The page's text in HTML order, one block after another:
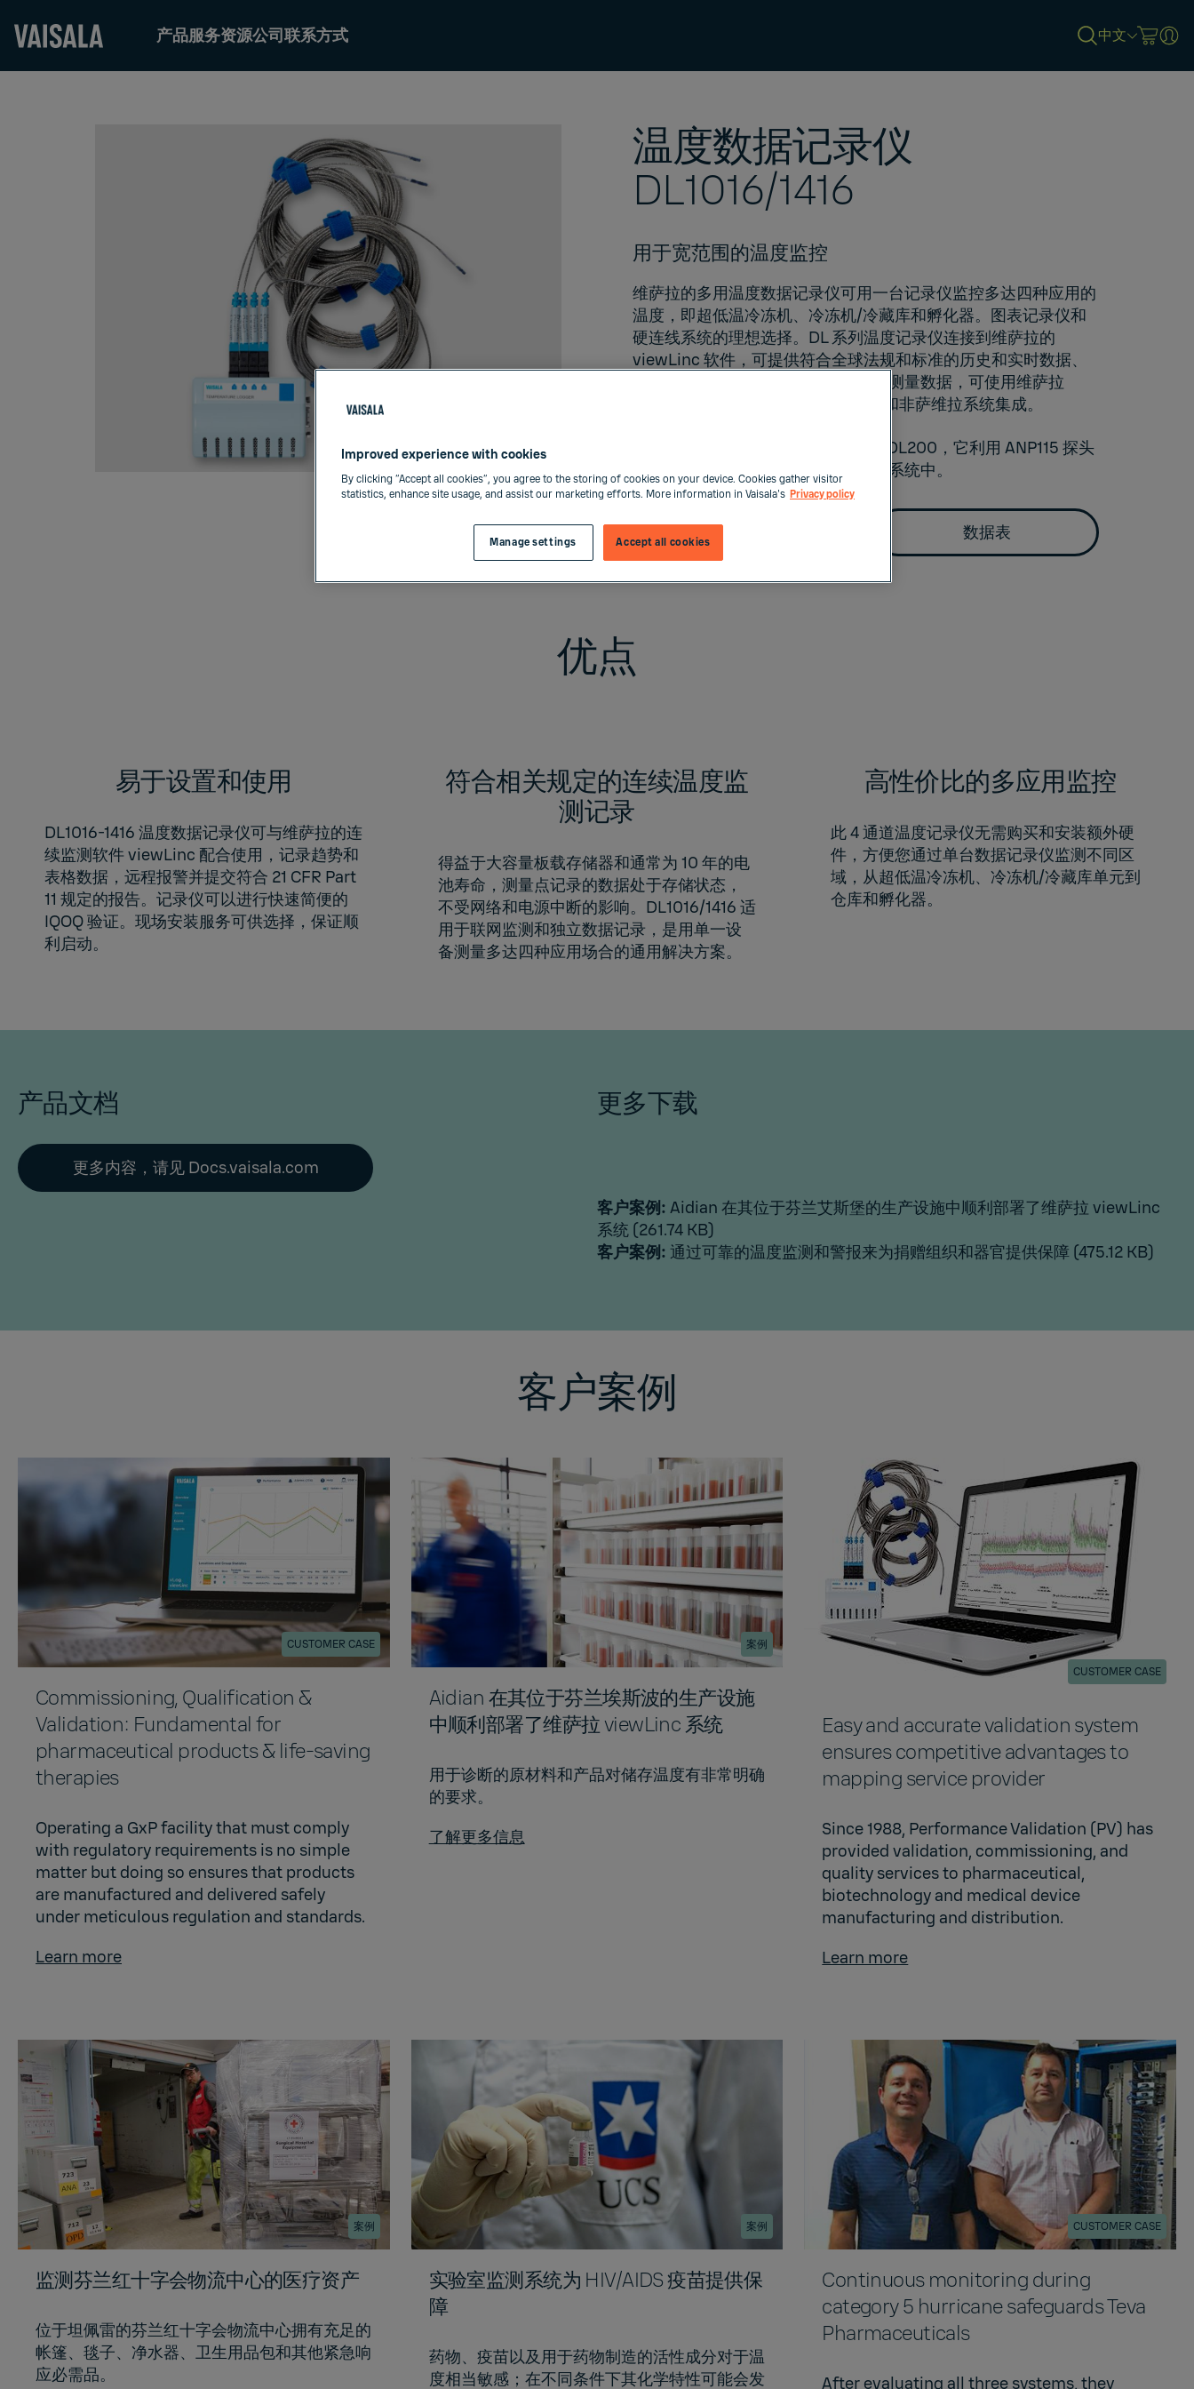
产品服务资源公司联系方式 中文
温度数据记录仪
DL1016/1416
用于宽范围的温度监控
维萨拉的多用温度数据记录仪可用一台记录仪监控多达四种应用的
温度，即超低温冷冻机、冷冻机/冷藏库和孵化器。图表记录仪和
硬连线系统的理想选择。DL 系列温度记录仪连接到维萨拉的
viewLinc 软件 ，可提供符合全球法规和标准的历史和实时数据、
远程警报和报告。如果需要访问历史测量数据，可使用维萨拉
将 viewLinc 数据库和非萨维拉系统集成。
维萨拉新一代数据记录仪 VDL200 ，它利用 ANP115 探头
将模拟测量和门触点集成到您的监测系统中。
联系我们 数据表
优点
易于设置和使用
DL1016-1416 温度数据记录仪可与维萨拉的连
续监测软件 viewLinc 配合使用，记录趋势和
表格数据，远程报警并提交符合 21 CFR Part
11 规定的报告。记录仪可以进行快速简便的
IQOQ 验证。现场安装服务可供选择，保证顺
利启动。
符合相关规定的连续温度监
测记录
得益于大容量板载存储器和通常为 10 年的电
池寿命，测量点记录的数据处于存储状态，
不受网络和电源中断的影响。DL1016/1416 适
用于联网监测和独立数据记录，是用单一设
备测量多达四种应用场合的通用解决方案。
高性价比的多应用监控
此 4 通道温度记录仪无需购买和安装额外硬
件，方便您通过单台数据记录仪监测不同区
域，从超低温冷冻机、冷冻机/冷藏库单元到
仓库和孵化器。
产品文档
更多内容，请见 Docs.vaisala.com
更多下载
客户案例: Aidian 在其位于芬兰艾斯堡的生产设施中顺利部署了维萨拉 viewLinc
系统 (261.74 KB)
客户案例: 通过可靠的温度监测和警报来为捐赠组织和器官提供保障 (475.12 KB)
客户案例
CUSTOMER CASE
Commissioning, Qualification &
Validation: Fundamental for
pharmaceutical products & life-saving
therapies
Operating a GxP facility that must comply
with regulatory requirements is no simple
matter but doing so ensures that products
are manufactured and delivered safely
under meticulous regulation and standards.
Learn more
案例
Aidian 在其位于芬兰埃斯波的生产设施
中顺利部署了维萨拉 viewLinc 系统
用于诊断的原材料和产品对储存温度有非常明确
的要求。
了解更多信息
CUSTOMER CASE
Easy and accurate validation system
ensures competitive advantages to
mapping service provider
Since 1988, Performance Validation (PV) has
provided validation, commissioning, and
quality services to pharmaceutical,
biotechnology and medical device
manufacturing and distribution.
Learn more
案例
监测芬兰红十字会物流中心的医疗资产
位于坦佩雷的芬兰红十字会物流中心拥有充足的
帐篷、毯子、净水器、卫生用品包和其他紧急响
应必需品。
案例
实验室监测系统为 HIV/AIDS 疫苗提供保
障
药物、疫苗以及用于药物制造的活性成分对于温
度相当敏感；在不同条件下其化学特性可能会发
CUSTOMER CASE
Continuous monitoring during
category 5 hurricane safeguards Teva
Pharmaceuticals
After evaluating all three systems, they
Improved experience with cookies
By clicking “Accept all cookies”, you agree to the storing of cookies on your device. Cookies gather visitor
statistics, enhance site usage, and assist our marketing efforts. More information in Vaisala's Privacy policy
Accept all cookies
Manage settings